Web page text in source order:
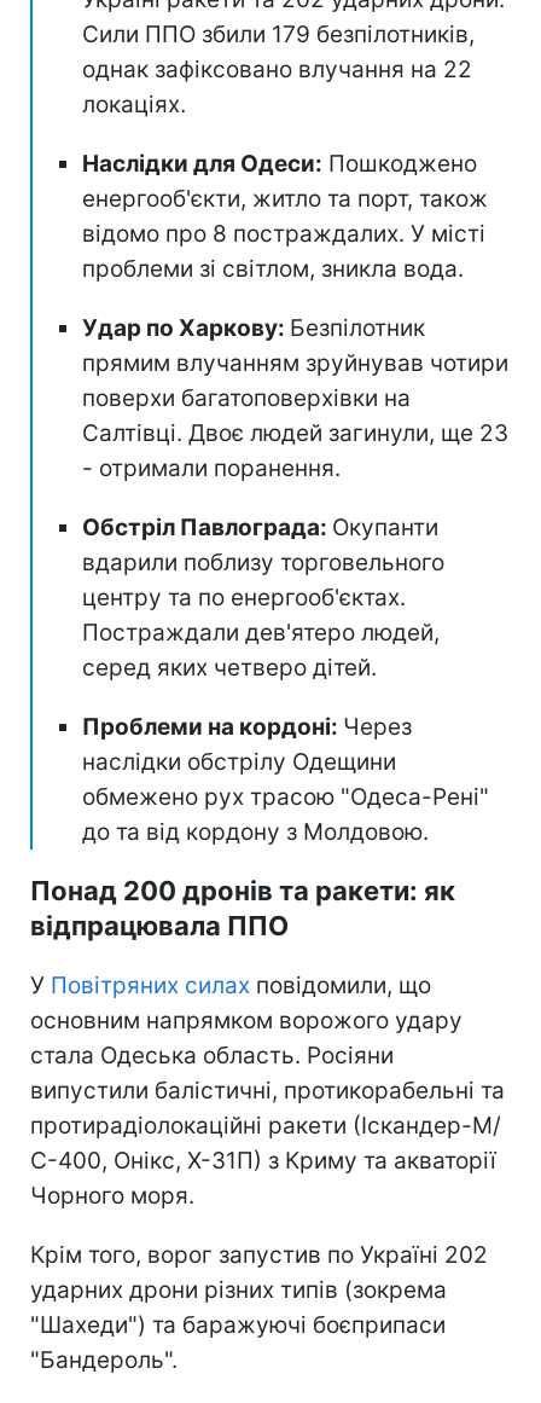
Сили ППО збили 179 безпілотників,
однак зафіксовано влучання на 22
локаціях.
Наслідки для Одеси: Пошкоджено
енергооб'єкти, житло та порт, також
відомо про 8 постраждалих. У місті
проблеми зі світлом, зникла вода.
Удар по Харкову: Безпілотник
прямим влучанням зруйнував чотири
поверхи багатоповерхівки на
Салтівці. Двоє людей загинули, ще 23
- отримали поранення.
Обстріл Павлограда: Окупанти
вдарили поблизу торговельного
центру та по енергооб'єктах.
Постраждали дев'ятеро людей,
серед яких четверо дітей.
Проблеми на кордоні: Через
наслідки обстрілу Одещини
обмежено рух трасою "Одеса-Рені"
до та від кордону з Молдовою.
Понад 200 дронів та ракети: як
відпрацювала ППО
У Повітряних силах повідомили, що
основним напрямком ворожого удару
стала Одеська область. Росіяни
випустили балістичні, протикорабельні та
протирадіолокаційні ракети (Іскандер-М/
С-400, Онікс, Х-31П) з Криму та акваторії
Чорного моря.
Крім того, ворог запустив по Україні 202
ударних дрони різних типів (зокрема
"Шахеди") та баражуючі боєприпаси
"Бандероль".